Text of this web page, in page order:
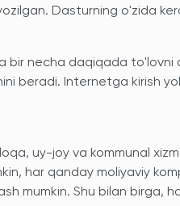
Dasturning o'zida
bir necha daqiqada to'lovni
beradi. Internetga kirish
uy-joy va kommunal
har qanday moliyaviy
mumkin. Shu bilan birga,